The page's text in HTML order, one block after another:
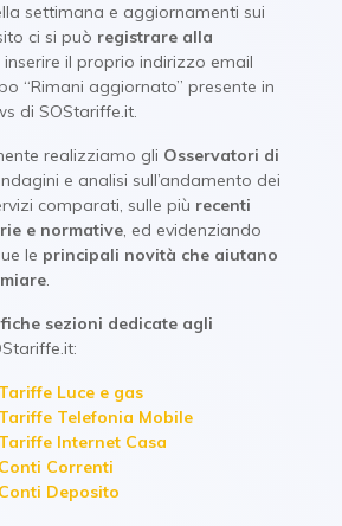
settimana e aggiornamenti sui
ci si può registrare alla
inserire il proprio indirizzo email
“Rimani aggiornato” presente in
di SOStariffe.it.
realizziamo gli Osservatori di
e analisi sull’andamento dei
comparati, sulle più recenti
e normative, ed evidenziando
le principali novità che aiutano
.
sezioni dedicate agli
Luce e gas
Telefonia Mobile
Internet Casa
Correnti
Deposito